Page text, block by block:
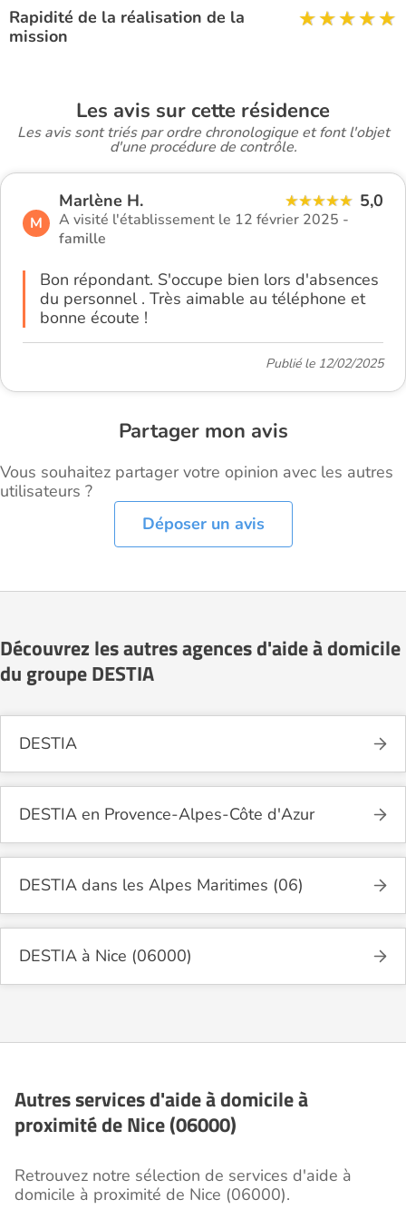
Rapidité de la réalisation de la
mission
Les avis sur cette résidence
Les avis sont triés par ordre chronologique et font l'objet
d'une procédure de contrôle.
M
Marlène H. 5,0
A visité l'établissement le 12 février 2025 -
famille
Bon répondant. S'occupe bien lors d'absences
du personnel . Très aimable au téléphone et
bonne écoute !
Publié le 12/02/2025
Partager mon avis
Vous souhaitez partager votre opinion avec les autres
utilisateurs ?
Déposer un avis
Découvrez les autres agences d'aide à domicile
du groupe DESTIA
DESTIA
DESTIA en Provence-Alpes-Côte d'Azur
DESTIA dans les Alpes Maritimes (06)
DESTIA à Nice (06000)
Autres services d'aide à domicile à
proximité de Nice (06000)
Retrouvez notre sélection de services d'aide à
domicile à proximité de Nice (06000).